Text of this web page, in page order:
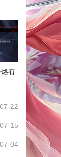
烙有
07-22
07-15
07-04